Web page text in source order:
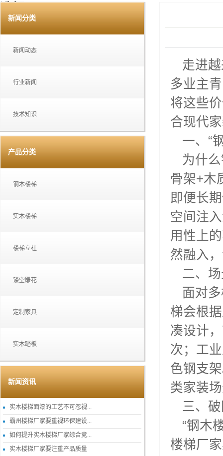
您的当前位置：
新闻分类
新闻动态
行业新闻
技术知识
产品分类
钢木楼梯
实木楼梯
楼梯立柱
镂空雕花
定制家具
实木踏板
新闻资讯
实木楼梯面漆的工艺不可忽视...
霸州楼梯厂家要重视环保建设...
如何提升实木楼梯厂家综合竞...
实木楼梯厂家要注重产品质量
走进
多业主
将这些
合现代
一、“
为什
骨架+木
即便长
空间注
用性上
然融入
二、
面对
梯会根
凑设计
次；工
色钢支
类家装
三、
“钢木
楼梯厂